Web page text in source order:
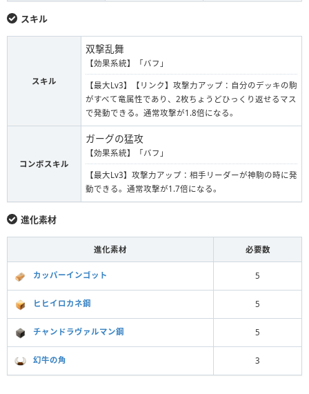
スキル
スキル
双撃乱舞
【効果系統】「バフ」
【最大Lv3】【リンク】攻撃力アップ：自分のデッキの駒
がすべて竜属性であり、2枚ちょうどひっくり返せるマス
で発動できる。通常攻撃が1.8倍になる。
コンボスキル
ガーグの猛攻
【効果系統】「バフ」
【最大Lv3】攻撃力アップ：相手リーダーが神駒の時に発
動できる。通常攻撃が1.7倍になる。
進化素材
進化素材 必要数
カッパーインゴット 5
ヒヒイロカネ鋼 5
チャンドラヴァルマン鋼 5
幻牛の角 3